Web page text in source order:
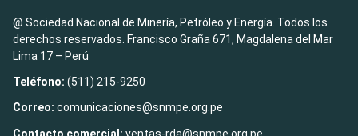
@ Sociedad Nacional de Minería, Petróleo y Energía. Todos los
derechos reservados. Francisco Graña 671, Magdalena del Mar
Lima 17 – Perú
Teléfono: (511) 215-9250
Correo: comunicaciones@snmpe.org.pe
Contacto comercial: ventas-rda@snmpe.org.pe